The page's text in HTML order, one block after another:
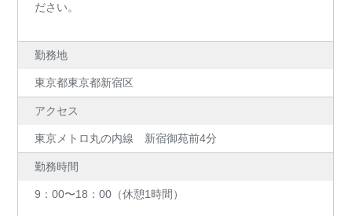
ださい。
勤務地
東京都東京都新宿区
アクセス
東京メトロ丸の内線 新宿御苑前4分
勤務時間
9：00〜18：00（休憩1時間）